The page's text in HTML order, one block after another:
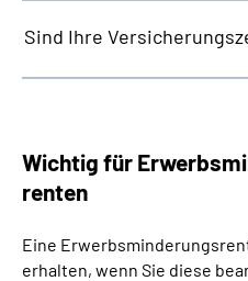
Sind Ihre
Wichtig für
renten
Eine
erhalten, wenn Sie diese